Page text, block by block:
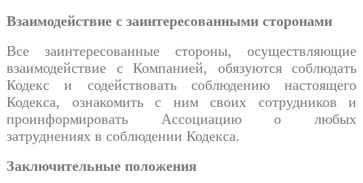
Взаимодействие с заинтересованными сторонами
Все заинтересованные стороны, осуществляющие
взаимодействие с Компанией, обязуются соблюдать
Кодекс и содействовать соблюдению настоящего
Кодекса, ознакомить с ним своих сотрудников и
проинформировать Ассоциацию о любых
затруднениях в соблюдении Кодекса.
Заключительные положения